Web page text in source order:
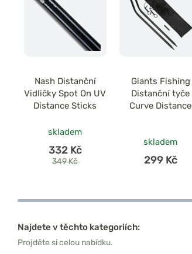
Nash Distanční
Vidličky Spot On UV
Distance Sticks
skladem
332 Kč
349 Kč
Giants Fishing
Distanční tyče
Curve Distance
skladem
299 Kč
Najdete v těchto kategoriích:
Projděte si celou nabídku.